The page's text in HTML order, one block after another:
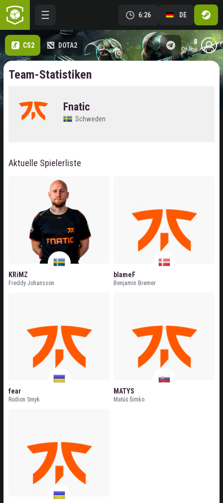
6:26 DE
CS2 DOTA2 8
online
Team-Statistiken
Fnatic
Schweden
Aktuelle Spielerliste
KRiMZ
Freddy Johansson
blameF
Benjamin Bremer
fear
Rodion Smyk
MATYS
Matúš Šimko